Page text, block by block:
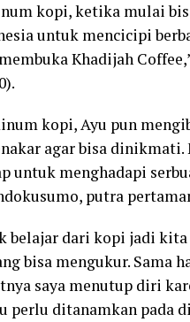
kopi, ketika mulai
untuk mencicipi
Khadijah
kopi, Ayu pun
agar bisa
untuk menghadapi
putra
belajar dari kopi jadi
bisa mengukur. Sama
saya menutup diri
perlu ditanamkan pada